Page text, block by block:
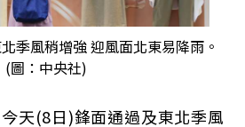
季風稍增強 迎風面北東易降雨。
(圖：中央社)
天(8日)鋒面通過及東北季風